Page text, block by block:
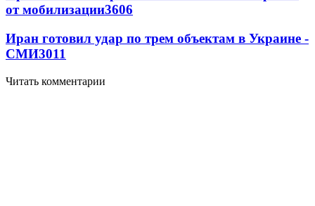
от мобилизации3606
Иран готовил удар по трем объектам в Украине -
СМИ3011
Читать комментарии